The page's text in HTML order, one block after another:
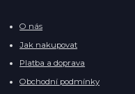
O nás
Jak nakupovat
Platba a doprava
Obchodní podmínky